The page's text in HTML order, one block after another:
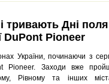
тривають Дні
DuPont Pioneer
України, починаючи з
Pioneer. Заходи вже
Рівному та інших